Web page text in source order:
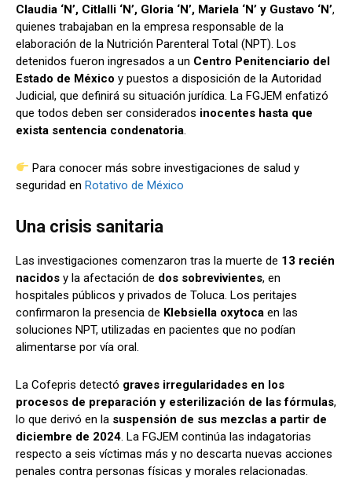
Claudia ‘N’, Citlalli ‘N’, Gloria ‘N’, Mariela ‘N’ y Gustavo ‘N’,
quienes trabajaban en la empresa responsable de la
elaboración de la Nutrición Parenteral Total (NPT). Los
detenidos fueron ingresados a un Centro Penitenciario del
Estado de México y puestos a disposición de la Autoridad
Judicial, que definirá su situación jurídica. La FGJEM enfatizó
que todos deben ser considerados inocentes hasta que
exista sentencia condenatoria.
Para conocer más sobre investigaciones de salud y
seguridad en Rotativo de México
Una crisis sanitaria
Las investigaciones comenzaron tras la muerte de 13 recién
nacidos y la afectación de dos sobrevivientes, en
hospitales públicos y privados de Toluca. Los peritajes
confirmaron la presencia de Klebsiella oxytoca en las
soluciones NPT, utilizadas en pacientes que no podían
alimentarse por vía oral.
La Cofepris detectó graves irregularidades en los
procesos de preparación y esterilización de las fórmulas,
lo que derivó en la suspensión de sus mezclas a partir de
diciembre de 2024. La FGJEM continúa las indagatorias
respecto a seis víctimas más y no descarta nuevas acciones
penales contra personas físicas y morales relacionadas.